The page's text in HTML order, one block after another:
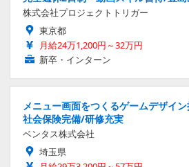
株式会社プロジェクトトリガー
東京都
月給24万1,200円～32万円
新卒・インターン
メニュー画面をつくるゲームデザイ
社会保険完備/研修充実
ベンタス株式会社
埼玉県